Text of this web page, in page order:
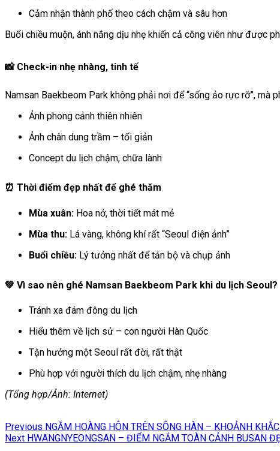
Cảm nhận thành phố theo cách chậm và sâu hơn
Buổi chiều muộn, ánh nắng dịu nhẹ khiến cả công viên như được
📸 Check-in nhẹ nhàng, tinh tế
Namsan Baekbeom Park không phải nơi để “sống ảo rực rỡ”, mà
Ảnh phong cảnh thiên nhiên
Ảnh chân dung trầm – tối giản
Concept du lịch chậm, chữa lành
⏰ Thời điểm đẹp nhất để ghé thăm
Mùa xuân: Hoa nở, thời tiết mát mẻ
Mùa thu: Lá vàng, không khí rất “Seoul điện ảnh”
Buổi chiều: Lý tưởng nhất để tản bộ và chụp ảnh
💚 Vì sao nên ghé Namsan Baekbeom Park khi du lịch Seoul?
Tránh xa đám đông du lịch
Hiểu thêm về lịch sử – con người Hàn Quốc
Tận hưởng một Seoul rất đời, rất thật
Phù hợp với người thích du lịch chậm, nhẹ nhàng
(Tổng hợp/Ảnh: Internet)
Điều
hướng
Previous Previous
post:
NGẮM HOÀNG HÔN TRÊN SÔNG HÀN – KHOẢNH
Next Next
HWANGNYEONGSAN – ĐIỂM NGẮM TOÀN CẢNH BUSAN